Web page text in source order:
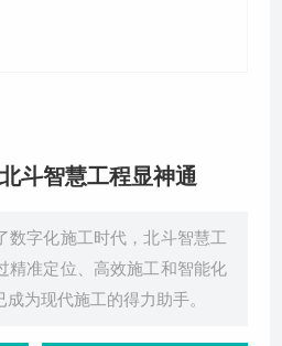
斗智慧工程显神通
数字化施工时代，北斗智慧工
精准定位、高效施工和智能化
为现代施工的得力助手。